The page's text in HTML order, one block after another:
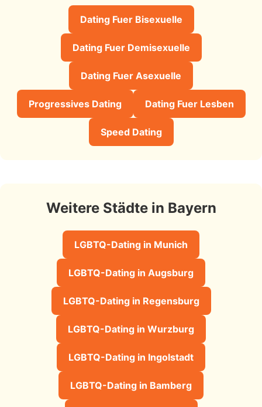
Dating Fuer Bisexuelle
Dating Fuer Demisexuelle
Dating Fuer Asexuelle
Progressives Dating Dating Fuer Lesben
Speed Dating
Weitere Städte in Bayern
LGBTQ-Dating in Munich
LGBTQ-Dating in Augsburg
LGBTQ-Dating in Regensburg
LGBTQ-Dating in Wurzburg
LGBTQ-Dating in Ingolstadt
LGBTQ-Dating in Bamberg